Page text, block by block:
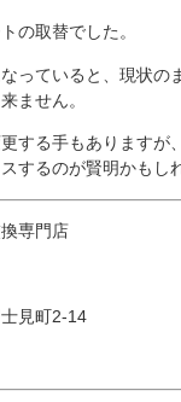
の取替でした。
っていると、現状の
ません。
する手もありますが
するのが賢明かもし
専門店
見町2-14